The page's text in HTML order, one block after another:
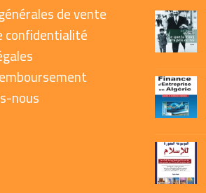
de vente
confidentialité
nous